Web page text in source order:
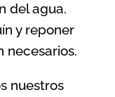
del agua.
y reponer
necesarios.
nuestros